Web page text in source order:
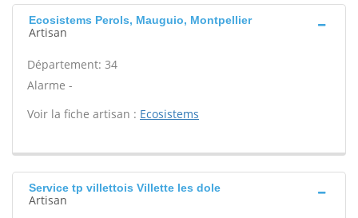
Ecosistems Perols, Mauguio, Montpellier
Artisan
Département: 34
Alarme -
Voir la fiche artisan : Ecosistems
Service tp villettois Villette les dole
Artisan